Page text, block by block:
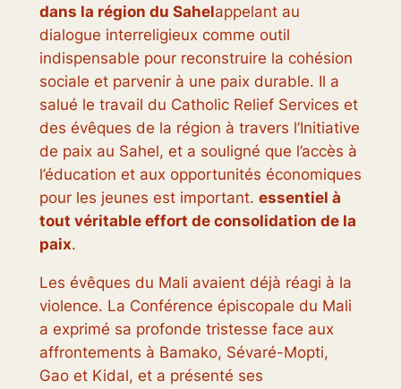
dans la région du Sahelappelant au
dialogue interreligieux comme outil
indispensable pour reconstruire la cohésion
sociale et parvenir à une paix durable. Il a
salué le travail du Catholic Relief Services et
des évêques de la région à travers l’Initiative
de paix au Sahel, et a souligné que l’accès à
l’éducation et aux opportunités économiques
pour les jeunes est important. essentiel à
tout véritable effort de consolidation de la
paix.
Les évêques du Mali avaient déjà réagi à la
violence. La Conférence épiscopale du Mali
a exprimé sa profonde tristesse face aux
affrontements à Bamako, Sévaré-Mopti,
Gao et Kidal, et a présenté ses